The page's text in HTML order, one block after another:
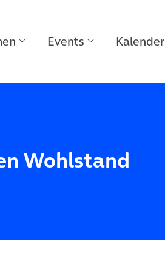
Events Kalender
Wohlstand